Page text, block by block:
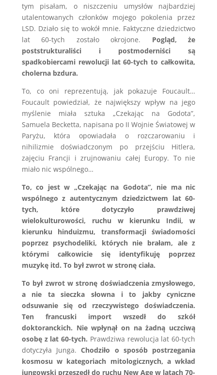
tym pisałam, o niszczeniu umysłów najbardziej
utalentowanych członków mojego pokolenia przez
LSD. Działo się to wokół mnie. Faktyczne dziedzictwo
lat 60-tych zostało okrojone. Pogląd, że
poststrukturaliści i postmoderniści są
spadkobiercami rewolucji lat 60-tych to całkowita,
cholerna bzdura.
To, co oni reprezentują, jak pokazuje Foucault…
Foucault powiedział, że największy wpływ na jego
myślenie miała sztuka „Czekając na Godota”,
Samuela Becketta, napisana po II Wojnie Światowej w
Paryżu, która opowiadała o rozczarowaniu i
nihilizmie doświadczonym po przejściu Hitlera,
zajęciu Francji i zrujnowaniu całej Europy. To nie
miało nic wspólnego…
To, co jest w „Czekając na Godota”, nie ma nic
wspólnego z autentycznym dziedzictwem lat 60-
tych, które dotyczyło prawdziwej
wielokulturowości, ruchu w kierunku Indii, w
kierunku hinduizmu, transformacji świadomości
poprzez psychodeliki, których nie brałam, ale z
którymi całkowicie się identyfikuję poprzez
muzykę itd. To był zwrot w stronę ciała.
To był zwrot w stronę doświadczenia zmysłowego,
a nie ta sieczka słowna i to jakby cyniczne
odsuwanie się od rzeczywistego doświadczenia.
Ten francuski import wszedł do szkół
doktoranckich. Nie wpłynął on na żadną uczciwą
osobę z lat 60-tych. Prawdziwa rewolucja lat 60-tych
dotyczyła Junga. Chodziło o sposób postrzegania
kosmosu w kategoriach mitologicznych, a wkład
jungowski przeszedł do ruchu New Age w latach 70-